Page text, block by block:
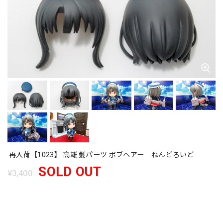
再入荷【1023】 高雄 髪パーツ ボブヘアー ねんどろいど
¥3,400 SOLD OUT